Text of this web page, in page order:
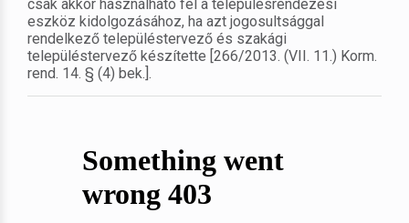
csak akkor használható fel a településrendezési
eszköz kidolgozásához, ha azt jogosultsággal
rendelkező településtervező és szakági
településtervező készítette [266/2013. (VII. 11.) Korm.
rend. 14. § (4) bek.].